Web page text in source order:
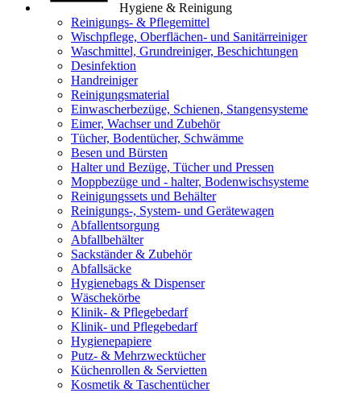
Hygiene & Reinigung
Reinigungs- & Pflegemittel
Wischpflege, Oberflächen- und Sanitärreiniger
Waschmittel, Grundreiniger, Beschichtungen
Desinfektion
Handreiniger
Reinigungsmaterial
Einwascherbezüge, Schienen, Stangensysteme
Eimer, Wachser und Zubehör
Tücher, Bodentücher, Schwämme
Besen und Bürsten
Halter und Bezüge, Tücher und Pressen
Moppbezüge und - halter, Bodenwischsysteme
Reinigungssets und Behälter
Reinigungs-, System- und Gerätewagen
Abfallentsorgung
Abfallbehälter
Sackständer & Zubehör
Abfallsäcke
Hygienebags & Dispenser
Wäschekörbe
Klinik- & Pflegebedarf
Klinik- und Pflegebedarf
Hygienepapiere
Putz- & Mehrzwecktücher
Küchenrollen & Servietten
Kosmetik & Taschentücher